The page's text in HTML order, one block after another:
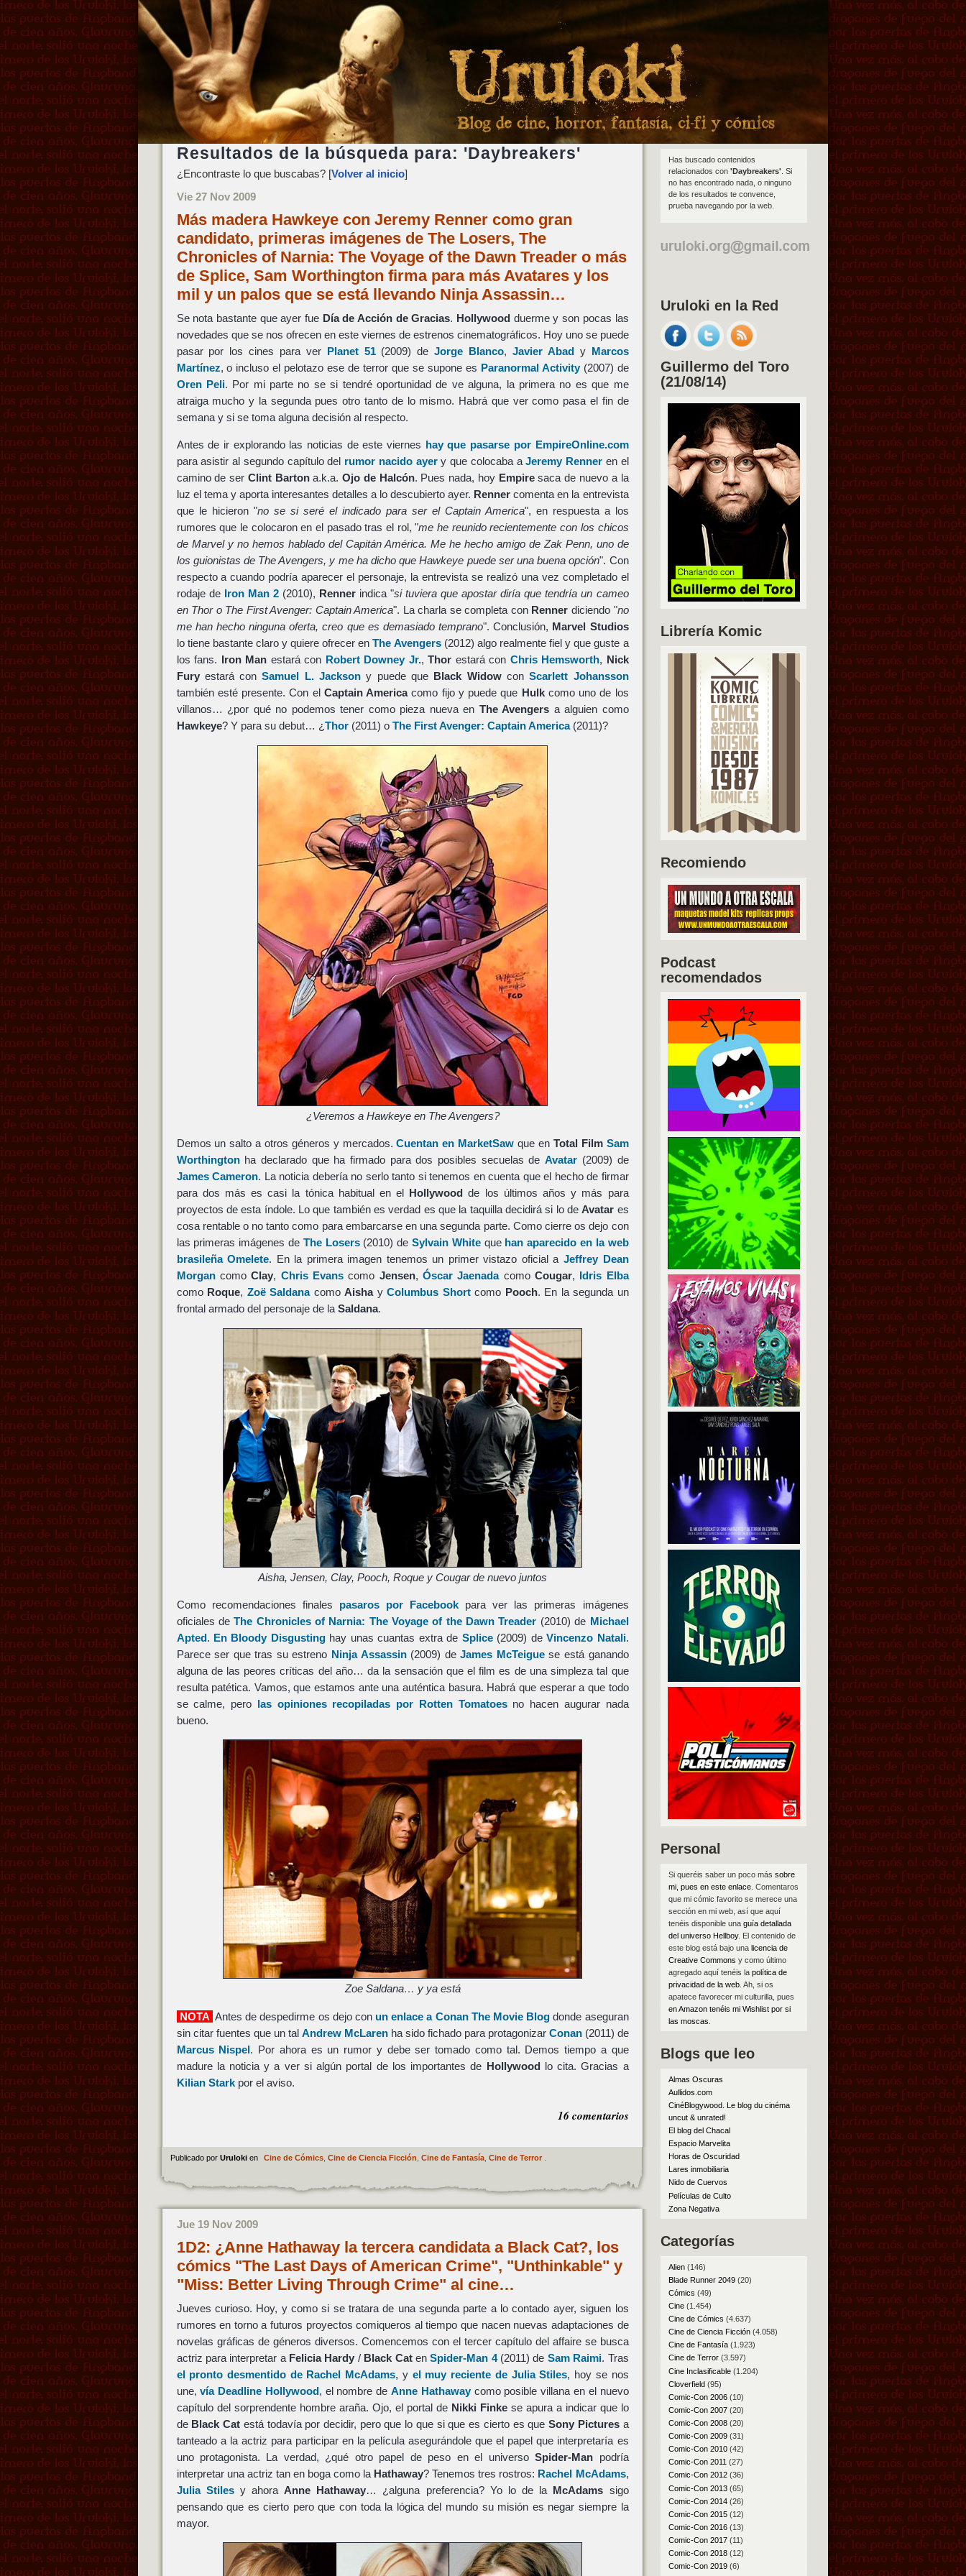
Resultados de la búsqueda para: 'Daybreakers'
¿Encontraste lo que buscabas? [Volver al inicio]
Vie 27 Nov 2009
Más madera Hawkeye con Jeremy Renner como gran
candidato, primeras imágenes de The Losers, The
Chronicles of Narnia: The Voyage of the Dawn Treader o más
de Splice, Sam Worthington firma para más Avatares y los
mil y un palos que se está llevando Ninja Assassin…
Se nota bastante que ayer fue Día de Acción de Gracias. Hollywood duerme y son pocas las
novedades que se nos ofrecen en este viernes de estrenos cinematográficos. Hoy uno se puede
pasar por los cines para ver Planet 51(2009) deJorge Blanco, Javier Abady Marcos
Martínez, o incluso el pelotazo ese de terror que se supone es Paranormal Activity(2007) de
Oren Peli. Por mi parte no se si tendré oportunidad de ve alguna, la primera no es que me
atraiga mucho y la segunda pues otro tanto de lo mismo. Habrá que ver como pasa el fin de
semana y si se toma alguna decisión al respecto.
Antes de ir explorando las noticias de este viernes hay que pasarse por EmpireOnline.com
para asistir al segundo capítulo del rumor nacido ayery que colocaba aJeremy Renner en el
camino de ser Clint Bartona.k.a.Ojo de Halcón. Pues nada, hoy Empiresaca de nuevo a la
luz el tema y aporta interesantes detalles a lo descubierto ayer. Renner comenta en la entrevista
que le hicieron "no se si seré el indicado para ser el Captain America", en respuesta a los
rumores que le colocaron en el pasado tras el rol, "me he reunido recientemente con los chicos
de Marvel y no hemos hablado del Capitán América. Me he hecho amigo de Zak Penn, uno de
los guionistas de The Avengers, y me ha dicho que Hawkeye puede ser una buena opción". Con
respecto a cuando podría aparecer el personaje, la entrevista se realizó una vez completado el
rodaje de Iron Man 2(2010), Rennerindica "si tuviera que apostar diría que tendría un cameo
en Thor o The First Avenger: Captain America". La charla se completa con Renner diciendo "no
me han hecho ninguna oferta, creo que es demasiado temprano". Conclusión, Marvel Studios
lo tiene bastante claro y quiere ofrecer enThe Avengers(2012) algo realmente fiel y que guste a
los fans. Iron Man estará con Robert Downey Jr.,Thor estará con Chris Hemsworth, Nick
Furyestará conSamuel L. Jackson y puede que Black WidowconScarlett Johansson
también esté presente. Con el Captain Americacomo fijo y puede que Hulkcomo uno de los
villanos… ¿por qué no podemos tener como pieza nueva en The Avengers a alguien como
Hawkeye? Y para su debut… ¿Thor(2011) o The First Avenger: Captain America(2011)?
¿Veremos a Hawkeye en The Avengers?
Demos un salto a otros géneros y mercados.Cuentan en MarketSaw que en Total Film Sam
Worthingtonha declarado que ha firmado para dos posibles secuelas deAvatar (2009) de
James Cameron. La noticia debería no serlo tanto si tenemos en cuenta que el hecho de firmar
para dos más es casi la tónica habitual en el Hollywood de los últimos años y más para
proyectos de esta índole. Lo que también es verdad es que la taquilla decidirá si lo deAvatar es
cosa rentable o no tanto como para embarcarse en una segunda parte. Como cierre os dejo con
las primeras imágenes de The Losers(2010) de Sylvain Whiteque han aparecido en la web
brasileña Omelete. En la primera imagen tenemos un primer vistazo oficial aJeffrey Dean
MorgancomoClay, Chris Evanscomo Jensen, Óscar Jaenadacomo Cougar, Idris Elba
como Roque, Zoë SaldanacomoAishayColumbus Shortcomo Pooch. En la segunda un
frontal armado del personaje de la Saldana.
Aisha, Jensen, Clay, Pooch, Roque y Cougar de nuevo juntos
Como recomendaciones finales pasaros por Facebook para ver las primeras imágenes
oficiales deThe Chronicles of Narnia: The Voyage of the Dawn Treader (2010) de Michael
Apted. En Bloody Disgustinghay unas cuantas extra de Splice(2009) deVincenzo Natali.
Parece ser que tras su estreno Ninja Assassin(2009) deJames McTeiguese está ganando
alguna de las peores críticas del año… da la sensación que el film es de una simpleza tal que
resulta patética. Vamos, que estamos ante una auténtica basura. Habrá que esperar a que todo
se calme, pero las opiniones recopiladas por Rotten Tomatoesno hacen augurar nada
bueno.
Zoe Saldana… y ya está
NOTA Antes de despedirme os dejo con un enlace a Conan The Movie Blog donde aseguran
sin citar fuentes que un tal Andrew McLarenha sido fichado para protagonizar Conan(2011) de
Marcus Nispel. Por ahora es un rumor y debe ser tomado como tal. Demos tiempo a que
madure la noticia y a ver si algún portal de los importantes de Hollywoodlo cita. Gracias a
Kilian Starkpor el aviso.
16 comentarios
Publicado por Uruloki en Cine de Cómics, Cine de Ciencia Ficción Cine de Fantasía, Cine de Terror.
Jue 19 Nov 2009
1D2: ¿Anne Hathaway la tercera candidata a Black Cat?, los
cómics "The Last Days of American Crime", "Unthinkable" y
"Miss: Better Living Through Crime" al cine…
Jueves curioso. Hoy, y como si se tratara de una segunda parte a lo contado ayer, siguen los
rumores en torno a futuros proyectos comiqueros al tiempo que nacen nuevas adaptaciones de
novelas gráficas de géneros diversos. Comencemos con el tercer capítulo del affaire se busca
actriz para interpretar a Felicia Hardy / Black CatenSpider-Man 4(2011) de Sam Raimi. Tras
el pronto desmentido de Rachel McAdams, y el muy reciente de Julia Stiles, hoy se nos
une,vía Deadline Hollywood, el nombre deAnne Hathawaycomo posible villana en el nuevo
capítulo del sorprendente hombre araña. Ojo, el portal de Nikki Finkese apura a indicar que lo
de Black Cat está todavía por decidir, pero que lo que si que es cierto es queSony Picturesa
tanteado a la actriz para participar en la película asegurándole que el papel que interpretaría es
uno protagonista. La verdad, ¿qué otro papel de peso en el universoSpider-Man podría
interpretar una actriz tan en boga como la Hathaway? Tenemos tres rostros: Rachel McAdams,
Julia Stilesy ahoraAnne Hathaway… ¿alguna preferencia? Yo lo de la McAdams sigo
pensando que es cierto pero que con toda la lógica del mundo su misión es negar siempre la
mayor.
Has buscado contenidos
relacionados con 'Daybreakers' . Si
no has encontrado nada, o ninguno
de los resultados te convence,
prueba navegando por la web.
Uruloki en la Red
Guillermo del Toro
(21/08/14)
Librería Komic
Recomiendo
Podcast
recomendados
Personal
Si queréis saber un poco más sobre
mi, pues en este enlace. Comentaros
que mi cómic favorito se merece una
sección en mi web, así que aquí
tenéis disponible una guía detallada
del universo Hellboy. El contenido de
este blog está bajo una licencia de
Creative Commons y como último
agregado aquí tenéis la política de
privacidad de la web. Ah, si os
apatece favorecer mi culturilla, pues
en Amazon tenéis mi Wishlist por si
las moscas
Blogs que leo
Almas Oscuras
Aullidos.com
CinéBlogywood. Le blog du cinéma
uncut & unrated!
El blog del Chacal
Espacio Marvelita
Horas de Oscuridad
Lares inmobiliaria
Nido de Cuervos
Películas de Culto
Zona Negativa
Categorías
Alien(146)
Blade Runner 2049(20)
Cómics (49)
Cine(1.454)
Cine de Cómics (4.637)
Cine de Ciencia Ficción(4.058)
Cine de Fantasía(1.923)
Cine de Terror(3.597)
Cine Inclasificable(1.204)
Cloverfield(95)
Comic-Con 2006(10)
Comic-Con 2007(20)
Comic-Con 2008(20)
Comic-Con 2009(31)
Comic-Con 2010(42)
Comic-Con 2011 (27)
Comic-Con 2012(36)
Comic-Con 2013(65)
Comic-Con 2014(26)
Comic-Con 2015(12)
Comic-Con 2016(13)
Comic-Con 2017(11)
Comic-Con 2018(12)
Comic-Con 2019(6)